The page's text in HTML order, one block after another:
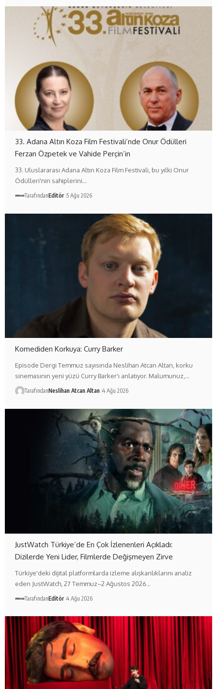
33. Adana Altın Koza Film Festivali’nde Onur Ödülleri
Ferzan Özpetek ve Vahide Perçin’in
33. Uluslararası Adana Altın Koza Film Festivali, bu yılki Onur
Ödülleri'nin sahiplerini…
TarafındanEditör 5 Ağu 2026
Komediden Korkuya: Curry Barker
Episode Dergi Temmuz sayısında Neslihan Atcan Altan, korku
sinemasının yeni yüzü Curry Barker'ı anlatıyor. Malumunuz,…
TarafındanNeslihan Atcan Altan 4 Ağu 2026
JustWatch Türkiye’de En Çok İzlenenleri Açıkladı:
Dizilerde Yeni Lider, Filmlerde Değişmeyen Zirve
Türkiye'deki dijital platformlarda izleme alışkanlıklarını analiz
eden JustWatch, 27 Temmuz–2 Ağustos 2026…
TarafındanEditör 4 Ağu 2026